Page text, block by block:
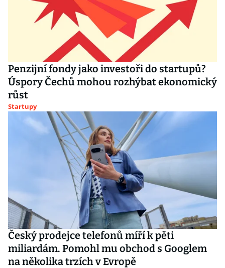
Penzijní fondy jako investoři do startupů?
Úspory Čechů mohou rozhýbat ekonomický
růst
Startupy
Český prodejce telefonů míří k pěti
miliardám. Pomohl mu obchod s Googlem
na několika trzích v Evropě